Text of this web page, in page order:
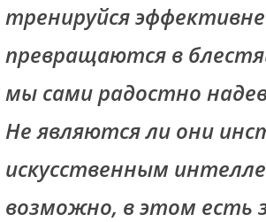
тренируйся
превращаются в
мы сами радостно
Не являются ли они
искусственным
возможно, в этом есть